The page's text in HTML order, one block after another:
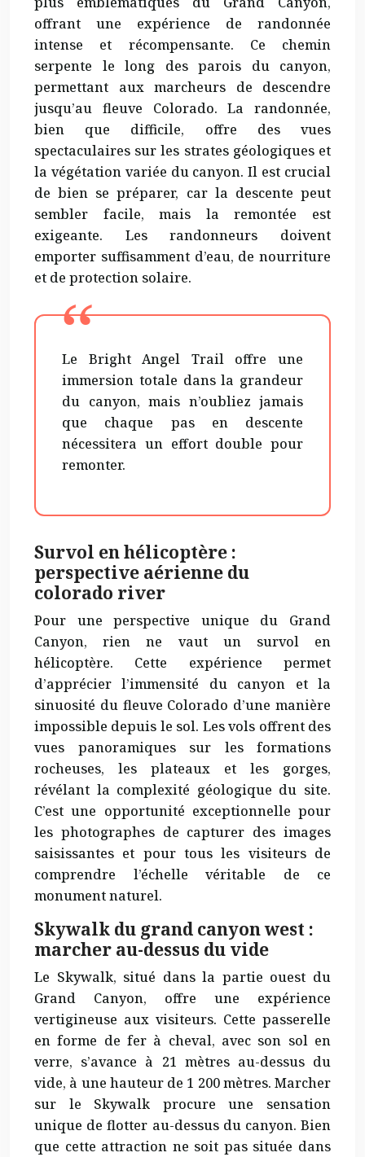
offrant une expérience de randonnée
intense et récompensante. Ce chemin
serpente le long des parois du canyon,
permettant aux marcheurs de descendre
jusqu’au fleuve Colorado. La randonnée,
bien que difficile, offre des vues
spectaculaires sur les strates géologiques et
la végétation variée du canyon. Il est crucial
de bien se préparer, car la descente peut
sembler facile, mais la remontée est
exigeante. Les randonneurs doivent
emporter suffisamment d’eau, de nourriture
et de protection solaire.
Le Bright Angel Trail offre une
immersion totale dans la grandeur
du canyon, mais n’oubliez jamais
que chaque pas en descente
nécessitera un effort double pour
remonter.
Survol en hélicoptère :
perspective aérienne du
colorado river
Pour une perspective unique du Grand
Canyon, rien ne vaut un survol en
hélicoptère. Cette expérience permet
d’apprécier l’immensité du canyon et la
sinuosité du fleuve Colorado d’une manière
impossible depuis le sol. Les vols offrent des
vues panoramiques sur les formations
rocheuses, les plateaux et les gorges,
révélant la complexité géologique du site.
C’est une opportunité exceptionnelle pour
les photographes de capturer des images
saisissantes et pour tous les visiteurs de
comprendre l’échelle véritable de ce
monument naturel.
Skywalk du grand canyon west :
marcher au-dessus du vide
Le Skywalk, situé dans la partie ouest du
Grand Canyon, offre une expérience
vertigineuse aux visiteurs. Cette passerelle
en forme de fer à cheval, avec son sol en
verre, s’avance à 21 mètres au-dessus du
vide, à une hauteur de 1 200 mètres. Marcher
sur le Skywalk procure une sensation
unique de flotter au-dessus du canyon. Bien
que cette attraction ne soit pas située dans